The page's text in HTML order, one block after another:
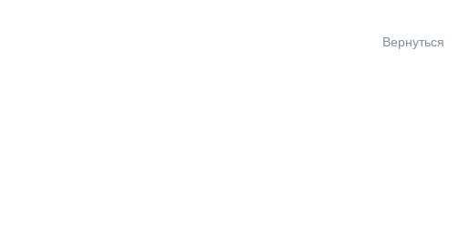
Вернуться